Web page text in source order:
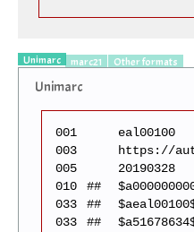
Unimarc marc21 Other formats
Unimarc
001
eal00100
003
https://
005
20190328
010
##
033
##
033
##